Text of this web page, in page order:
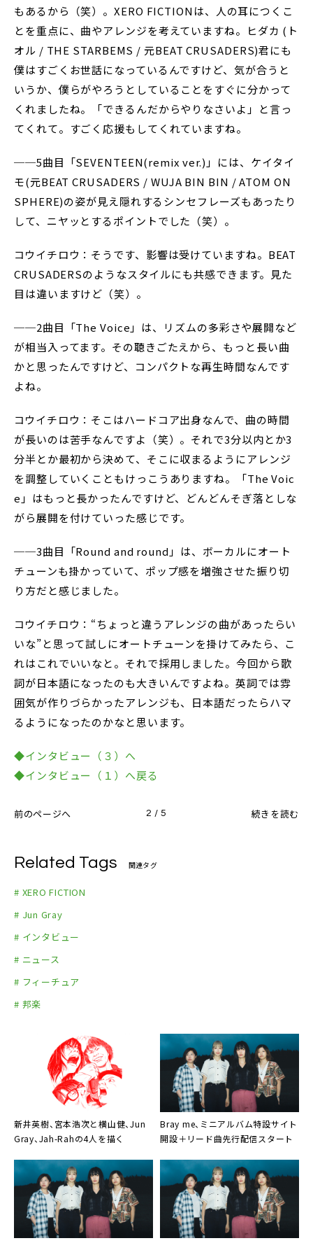
もあるから（笑）。XERO FICTIONは、人の耳につくこ
とを重点に、曲やアレンジを考えていますね。ヒダカ (ト
オル / THE STARBEMS / 元BEAT CRUSADERS)君にも
僕はすごくお世話になっているんですけど、気が合うと
いうか、僕らがやろうとしていることをすぐに分かって
くれましたね。「できるんだからやりなさいよ」と言っ
てくれて。すごく応援もしてくれていますね。
──5曲目「SEVENTEEN(remix ver.)」には、ケイタイ
モ(元BEAT CRUSADERS / WUJA BIN BIN / ATOM ON
SPHERE)の姿が見え隠れするシンセフレーズもあったり
して、ニヤッとするポイントでした（笑）。
コウイチロウ：そうです、影響は受けていますね。BEAT
CRUSADERSのようなスタイルにも共感できます。見た
目は違いますけど（笑）。
──2曲目「The Voice」は、リズムの多彩さや展開など
が相当入ってます。その聴きごたえから、もっと長い曲
かと思ったんですけど、コンパクトな再生時間なんです
よね。
コウイチロウ：そこはハードコア出身なんで、曲の時間
が長いのは苦手なんですよ（笑）。それで3分以内とか3
分半とか最初から決めて、そこに収まるようにアレンジ
を調整していくこともけっこうありますね。「The Voic
e」はもっと長かったんですけど、どんどんそぎ落としな
がら展開を付けていった感じです。
──3曲目「Round and round」は、ボーカルにオート
チューンも掛かっていて、ポップ感を増強させた振り切
り方だと感じました。
コウイチロウ：“ちょっと違うアレンジの曲があったらい
いな”と思って試しにオートチューンを掛けてみたら、こ
れはこれでいいなと。それで採用しました。今回から歌
詞が日本語になったのも大きいんですよね。英詞では雰
囲気が作りづらかったアレンジも、日本語だったらハマ
るようになったのかなと思います。
◆インタビュー（３）へ
◆インタビュー（１）へ戻る
前のページへ 2 / 5 続きを読む
Related Tags 関連タグ
# XERO FICTION
# Jun Gray
# インタビュー
# ニュース
# フィーチュア
# 邦楽
新井英樹、 宮本浩次と横山健、Jun
Gray、 Jah-Rahの4人を描く
Bray me、ミニアルバム特設サイト
開設＋リード曲先行配信スタート